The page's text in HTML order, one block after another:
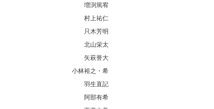
増渕篤宥
村上祐仁
只木芳明
北山栄太
矢萩誉大
小林裕之・希
羽生直記
阿部有希